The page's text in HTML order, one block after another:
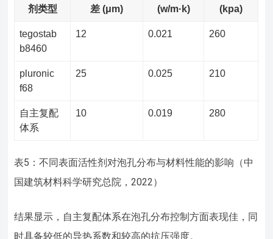
剂类型
差 (μm)
(w/m·k)
(kpa)
tegostab
b8460
12 0.021 260
pluronic
f68
25 0.025 210
自主复配
体系
10 0.019 280
表5：不同表面活性剂对泡孔分布与材料性能的影响（中
国建筑材料科学研究总院，2022）
结果显示，自主复配体系在泡孔分布控制方面表现佳，同
时具备较低的导热系数和较高的抗压强度。